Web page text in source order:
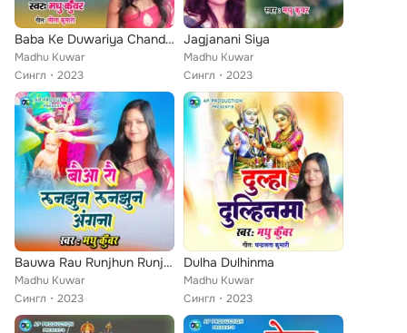
Baba Ke Duwariya Chandan Kere Gachhiya
Madhu Kuwar
Сингл
2023
Jagjanani Siya
Madhu Kuwar
Сингл
2023
Bauwa Rau Runjhun Runjhun Angna
Madhu Kuwar
Сингл
2023
Dulha Dulhinma
Madhu Kuwar
Сингл
2023